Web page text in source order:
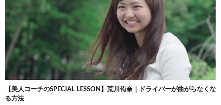
【美人コーチのSPECIAL LESSON】荒川侑奈｜ドライバーが曲がらなくな
る方法